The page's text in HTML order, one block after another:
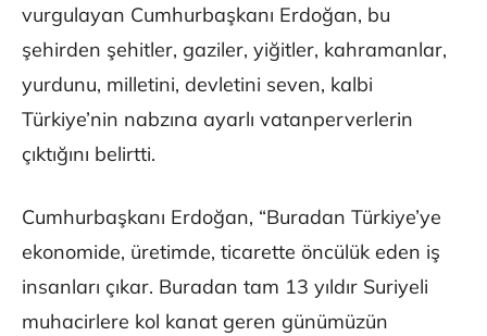
vurgulayan Cumhurbaşkanı Erdoğan, bu
şehirden şehitler, gaziler, yiğitler, kahramanlar,
yurdunu, milletini, devletini seven, kalbi
Türkiye’nin nabzına ayarlı vatanperverlerin
çıktığını belirtti.
Cumhurbaşkanı Erdoğan, “Buradan Türkiye’ye
ekonomide, üretimde, ticarette öncülük eden iş
insanları çıkar. Buradan tam 13 yıldır Suriyeli
muhacirlere kol kanat geren günümüzün